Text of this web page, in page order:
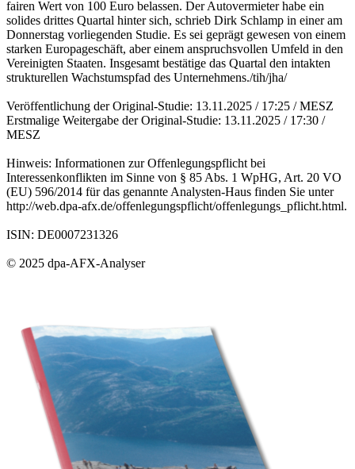
fairen Wert von 100 Euro belassen. Der Autovermieter habe ein
solides drittes Quartal hinter sich, schrieb Dirk Schlamp in einer am
Donnerstag vorliegenden Studie. Es sei geprägt gewesen von einem
starken Europageschäft, aber einem anspruchsvollen Umfeld in den
Vereinigten Staaten. Insgesamt bestätige das Quartal den intakten
strukturellen Wachstumspfad des Unternehmens./tih/jha/
Veröffentlichung der Original-Studie: 13.11.2025 / 17:25 / MESZ
Erstmalige Weitergabe der Original-Studie: 13.11.2025 / 17:30 /
MESZ
Hinweis: Informationen zur Offenlegungspflicht bei
Interessenkonflikten im Sinne von § 85 Abs. 1 WpHG, Art. 20 VO
(EU) 596/2014 für das genannte Analysten-Haus finden Sie unter
http://web.dpa-afx.de/offenlegungspflicht/offenlegungs_pflicht.html.
ISIN: DE0007231326
© 2025 dpa-AFX-Analyser